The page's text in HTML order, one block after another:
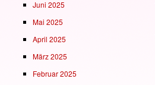
Juni 2025
Mai 2025
April 2025
März 2025
Februar 2025